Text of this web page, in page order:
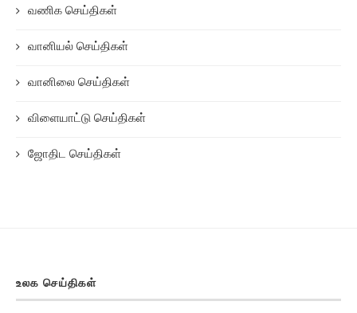
வணிக செய்திகள்
வானியல் செய்திகள்
வானிலை செய்திகள்
விளையாட்டு செய்திகள்
ஜோதிட செய்திகள்
உலக செய்திகள்